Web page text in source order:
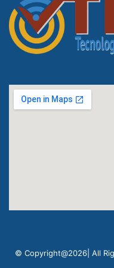
© Copyright@2026| All